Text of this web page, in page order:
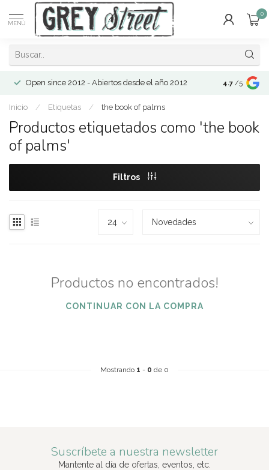
MENÚ
0
Open since 2012 - Abiertos desde el año 2012 4.7 /5
Inicio / Etiquetas / the book of palms
Productos etiquetados como 'the book
of palms'
Filtros
Productos no encontrados!
CONTINUAR CON LA COMPRA
Mostrando 1 - 0 de 0
Suscríbete a nuestra newsletter
Mantente al día de ofertas, eventos, etc.